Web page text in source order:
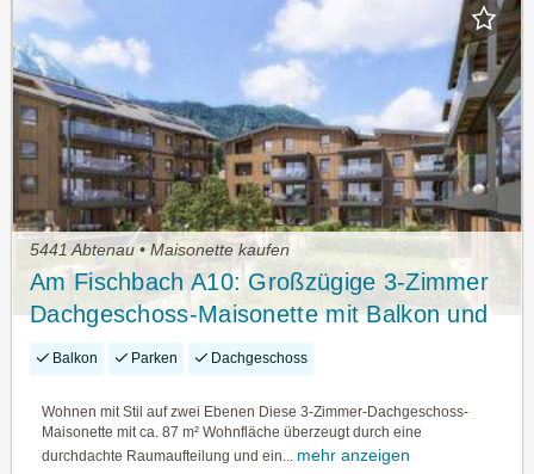
5441 Abtenau • Maisonette kaufen
Am Fischbach A10: Großzügige 3-Zimmer
Dachgeschoss-Maisonette mit Balkon und
top Ausstattung
Balkon Parken Dachgeschoss
Wohnen mit Stil auf zwei Ebenen Diese 3-Zimmer-Dachgeschoss-
Maisonette mit ca. 87 m² Wohnfläche überzeugt durch eine
durchdachte Raumaufteilung und ein...
mehr anzeigen